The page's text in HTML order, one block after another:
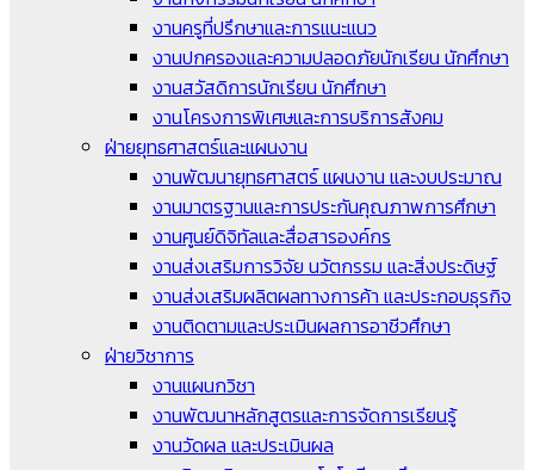
งานครูที่ปรึกษาและการแนะแนว
งานปกครองและความปลอดภัยนักเรียน นักศึกษา
งานสวัสดิการนักเรียน นักศึกษา
งานโครงการพิเศษและการบริการสังคม
ฝ่ายยุทธศาสตร์และแผนงาน
งานพัฒนายุทธศาสตร์ แผนงาน และงบประมาณ
งานมาตรฐานและการประกันคุณภาพการศึกษา
งานศูนย์ดิจิทัลและสื่อสารองค์กร
งานส่งเสริมการวิจัย นวัตกรรม และสิ่งประดิษฐ์
งานส่งเสริมผลิตผลทางการค้า และประกอบธุรกิจ
งานติดตามและประเมินผลการอาชีวศึกษา
ฝ่ายวิชาการ
งานแผนกวิชา
งานพัฒนาหลักสูตรและการจัดการเรียนรู้
งานวัดผล และประเมินผล